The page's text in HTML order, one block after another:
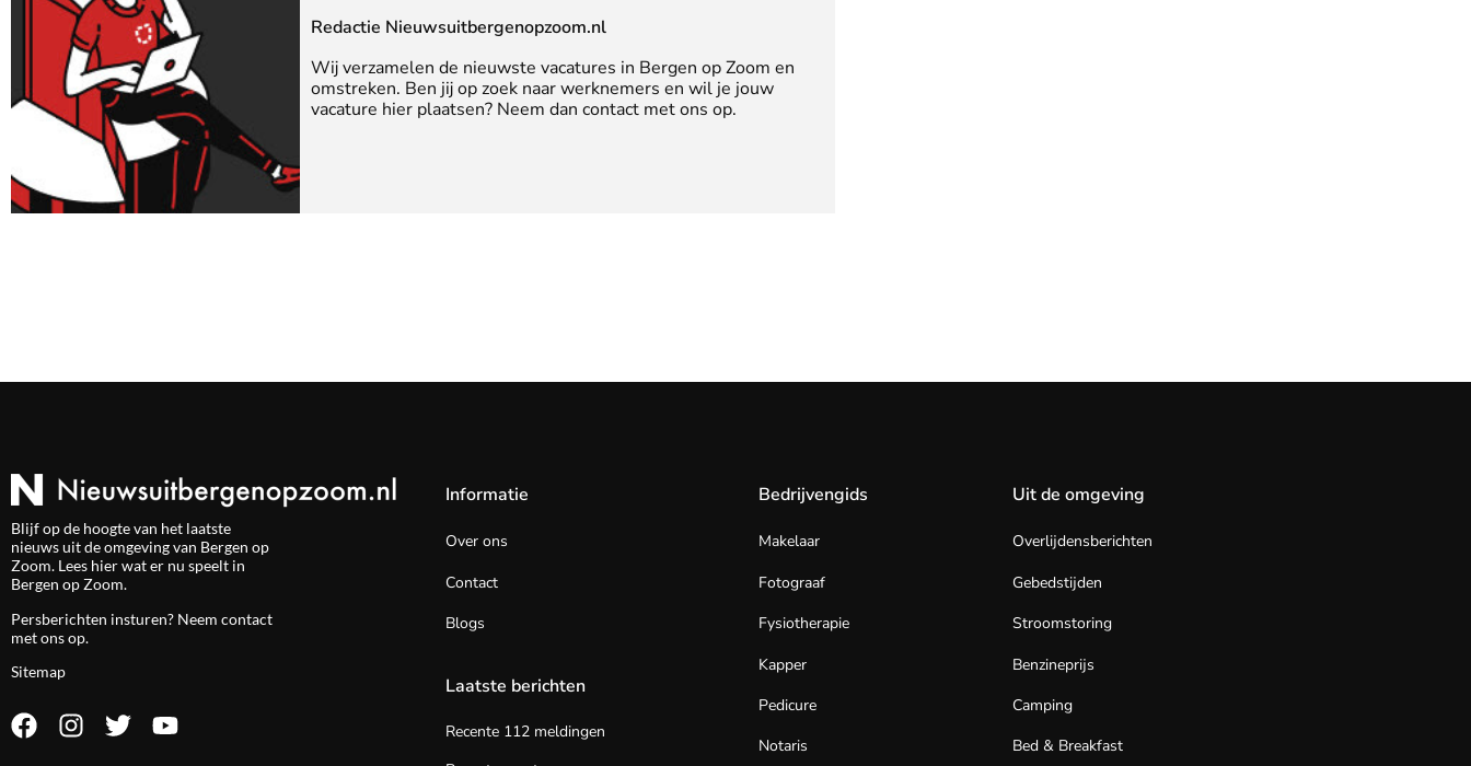
Redactie Nieuwsuitbergenopzoom.nl
Wij verzamelen de nieuwste vacatures in Bergen op Zoom en
omstreken. Ben jij op zoek naar werknemers en wil je jouw
vacature hier plaatsen? Neem dan contact met ons op.
Blijf op de hoogte van het laatste
nieuws uit de omgeving van Bergen op
Zoom. Lees hier wat er nu speelt in
Bergen op Zoom.
Persberichten insturen? Neem contact
met ons op.
Sitemap
Informatie
Over ons
Contact
Blogs
Laatste berichten
Recente 112 meldingen
Bedrijvengids
Makelaar
Fotograaf
Fysiotherapie
Kapper
Pedicure
Notaris
Uit de omgeving
Overlijdensberichten
Gebedstijden
Stroomstoring
Benzineprijs
Camping
Bed & Breakfast